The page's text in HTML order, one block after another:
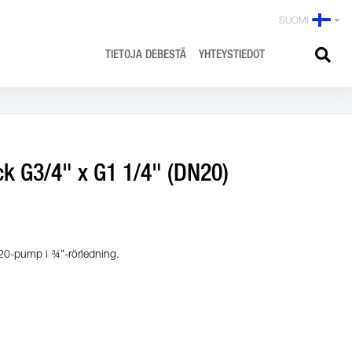
SUOMI
TIETOJA DEBESTÄ YHTEYSTIEDOT
G3/4" x G1 1/4" (DN20)
pump i ¾"-rörledning.